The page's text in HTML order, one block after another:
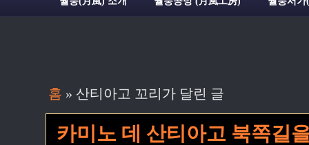
홈 » 산티아고 꼬리가 달린 글
카미노 데 산티아고 북쪽길